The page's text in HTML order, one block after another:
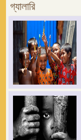
গ্যালারি